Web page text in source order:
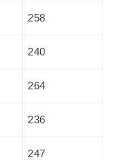
258
240
264
236
247